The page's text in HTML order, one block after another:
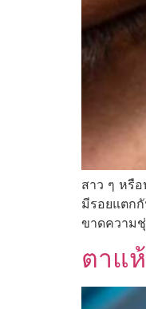
สาว ๆ หรื
มีรอยแตก
ขาดความ
ตาแ